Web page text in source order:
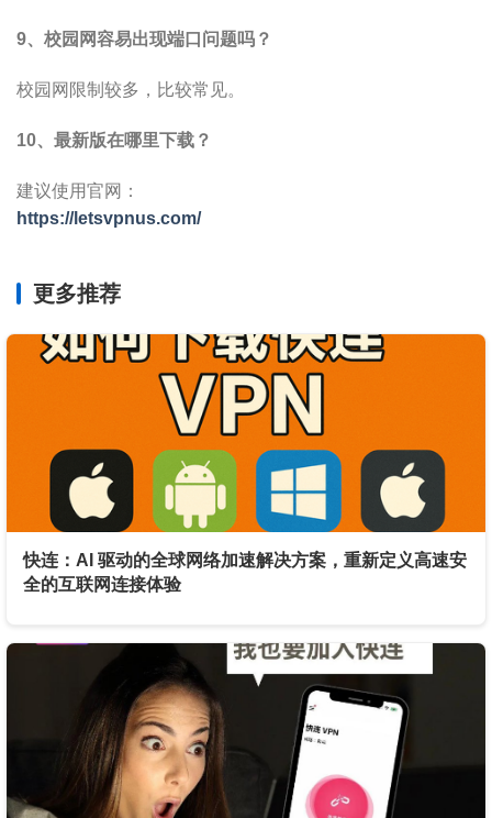
9、校园网容易出现端口问题吗？
校园网限制较多，比较常见。
10、最新版在哪里下载？
建议使用官网：
https://letsvpnus.com/
更多推荐
快连：AI 驱动的全球网络加速解决方案，重新定义高速安
全的互联网连接体验